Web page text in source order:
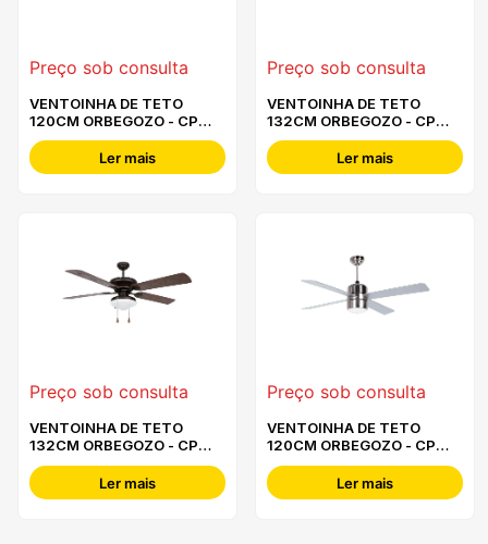
Preço sob consulta
VENTOINHA DE TETO
120CM ORBEGOZO - CP
75120
Ler mais
Preço sob consulta
VENTOINHA DE TETO
132CM ORBEGOZO - CP
74132
Ler mais
Preço sob consulta
VENTOINHA DE TETO
132CM ORBEGOZO - CP
73132
Ler mais
Preço sob consulta
VENTOINHA DE TETO
120CM ORBEGOZO - CP
72120
Ler mais